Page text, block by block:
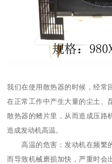
我们在使用散热器的时候，经常
在正常工作中产生大量的尘土、
散热器的鳍片里，从而造成压路
造成发动机高温。
高温的危害：发动机在频繁
而导致机械磨损加快，严重时会